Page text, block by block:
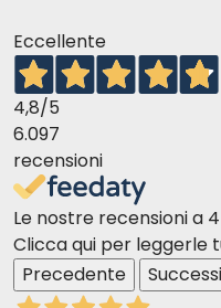
Eccellente
4,8/5
6.097
recensioni
Le nostre recensioni a
Clicca qui per leggerle
Precedente